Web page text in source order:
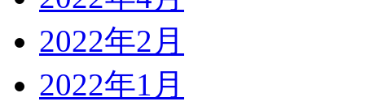
2022年2月
2022年1月